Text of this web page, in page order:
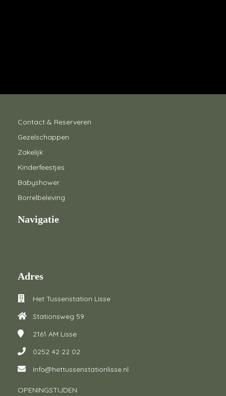
Contact & Reserveren
Gezelschappen
Zakelijk
Kinderfeestjes
Babyshower
Borrelbeleving
Navigatie
Adres
Het Tussenstation Lisse
Stationsweg 59
2161 AM Lisse
0252 42 22 02
info@hettussenstationlisse.nl
OPENINGSTIJDEN